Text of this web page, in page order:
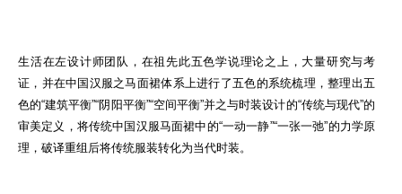
生活在左设计师团队，在祖先此五色学说理论之上，大量研究与考
证，并在中国汉服之马面裙体系上进行了五色的系统梳理，整理出五
色的“建筑平衡”“阴阳平衡”“空间平衡”并之与时装设计的“传统与现代”的
审美定义，将传统中国汉服马面裙中的“一动一静”“一张一弛”的力学原
理，破译重组后将传统服装转化为当代时装。